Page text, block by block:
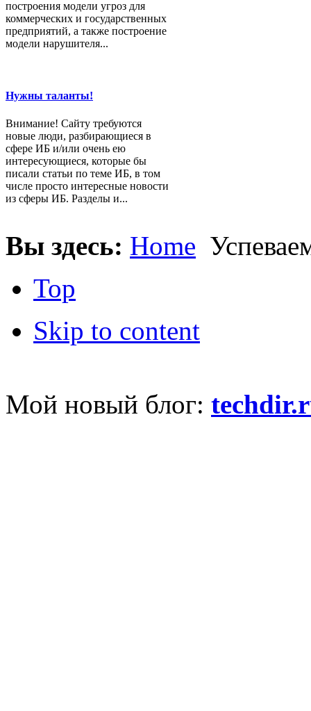
построения модели угроз для
коммерческих и государственных
предприятий, а также построение
модели нарушителя...
Нужны таланты!
Внимание! Сайту требуются
новые люди, разбирающиеся в
сфере ИБ и/или очень ею
интересующиеся, которые бы
писали статьи по теме ИБ, в том
числе просто интересные новости
из сферы ИБ. Разделы и...
Вы здесь: Home
Top
Skip to content
Мой новый блог: